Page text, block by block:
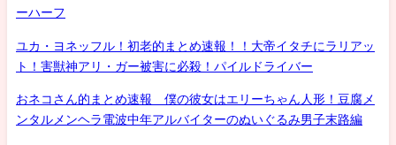
ーハーフ
ユカ・ヨネッフル！初老的まとめ速報！！大帝イタチにラリアッ
ト！害獣神アリ・ガー被害に必殺！パイルドライバー
おネコさん的まとめ速報 僕の彼女はエリーちゃん人形！豆腐メ
ンタルメンヘラ電波中年アルバイターのぬいぐるみ男子末路編